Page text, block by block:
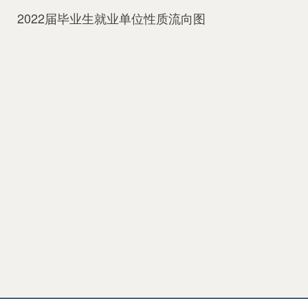
2022届毕业生就业单位性质流向图